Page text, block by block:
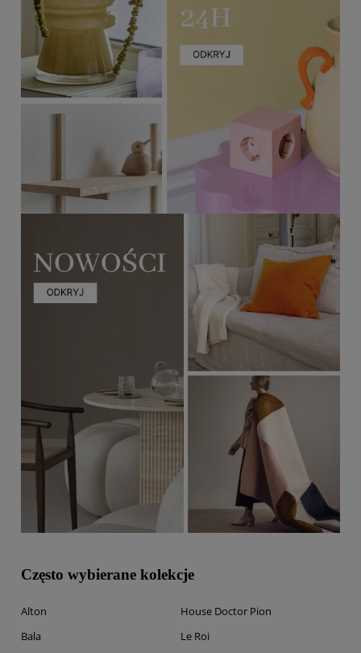
Często wybierane kolekcje
Alton
Bala
House Doctor Pion
Le Roi